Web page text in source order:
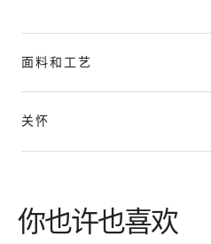
面料和工艺
关怀
你也许也喜欢